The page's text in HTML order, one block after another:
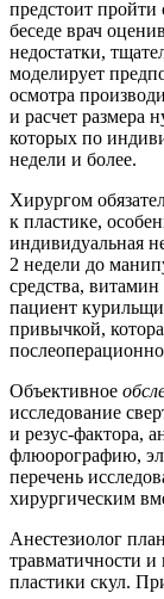
предстоит
беседе врач
недостатки,
моделирует
осмотра
и расчет размера
которых по
недели и более.
Хирургом
к пластике,
индивидуальная
2 недели до
средства,
пациент
привычкой,
Объективное
исследование
и резус-фактора,
флюорографию,
перечень
хирургическим
Анестезиолог
травматичности
пластики скул.